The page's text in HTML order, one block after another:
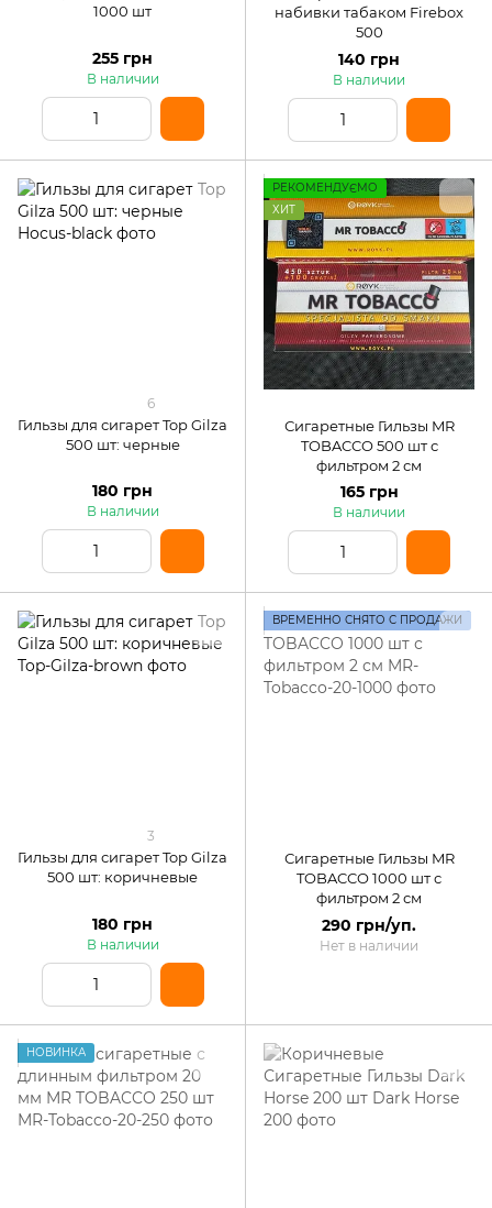
1000 шт
255 грн
В наличии
набивки табаком Firebox
500
140 грн
В наличии
6
Гильзы для сигарет Top Gilza
500 шт: черные
180 грн
В наличии
РЕКОМЕНДУЄМО
ХИТ
Сигаретные Гильзы MR
TOBACCO 500 шт с
фильтром 2 см
165 грн
В наличии
3
Гильзы для сигарет Top Gilza
500 шт: коричневые
180 грн
В наличии
ВРЕМЕННО СНЯТО С ПРОДАЖИ
Сигаретные Гильзы MR
TOBACCO 1000 шт с
фильтром 2 см
290 грн/уп.
Нет в наличии
НОВИНКА